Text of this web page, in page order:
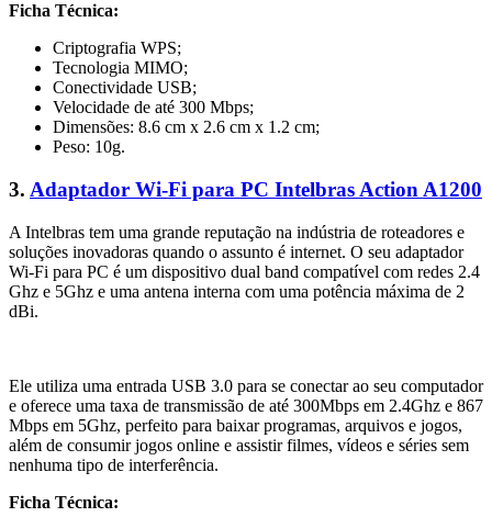
Ficha Técnica:
Criptografia WPS;
Tecnologia MIMO;
Conectividade USB;
Velocidade de até 300 Mbps;
Dimensões: 8.6 cm x 2.6 cm x 1.2 cm;
Peso: 10g.
3. Adaptador Wi-Fi para PC Intelbras Action A1200
A Intelbras tem uma grande reputação na indústria de roteadores e
soluções inovadoras quando o assunto é internet. O seu adaptador
Wi-Fi para PC é um dispositivo dual band compatível com redes 2.4
Ghz e 5Ghz e uma antena interna com uma potência máxima de 2
dBi.
Ele utiliza uma entrada USB 3.0 para se conectar ao seu computador
e oferece uma taxa de transmissão de até 300Mbps em 2.4Ghz e 867
Mbps em 5Ghz, perfeito para baixar programas, arquivos e jogos,
além de consumir jogos online e assistir filmes, vídeos e séries sem
nenhuma tipo de interferência.
Ficha Técnica: